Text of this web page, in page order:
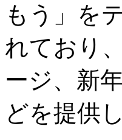
もう」を
れており
ージ、新
どを提供